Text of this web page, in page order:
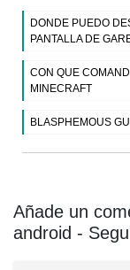
DONDE PUEDO
PANTALLA DE
CON QUE
MINECRAFT
BLASPHEMOUS
Añade un
android -